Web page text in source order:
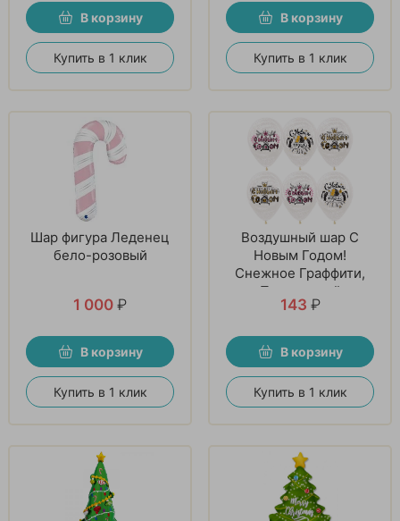
В корзину
Купить в 1 клик
В корзину
Купить в 1 клик
Шар фигура Леденец
бело-розовый
1 000 ₽
В корзину
Купить в 1 клик
Воздушный шар С
Новым Годом!
Снежное Граффити,
Прозрачный
143 ₽
В корзину
Купить в 1 клик